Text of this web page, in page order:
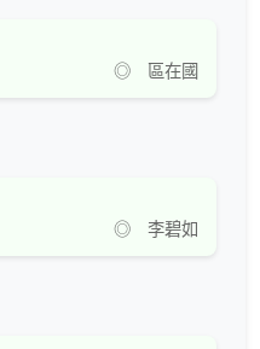
◎ 區在國
◎ 李碧如